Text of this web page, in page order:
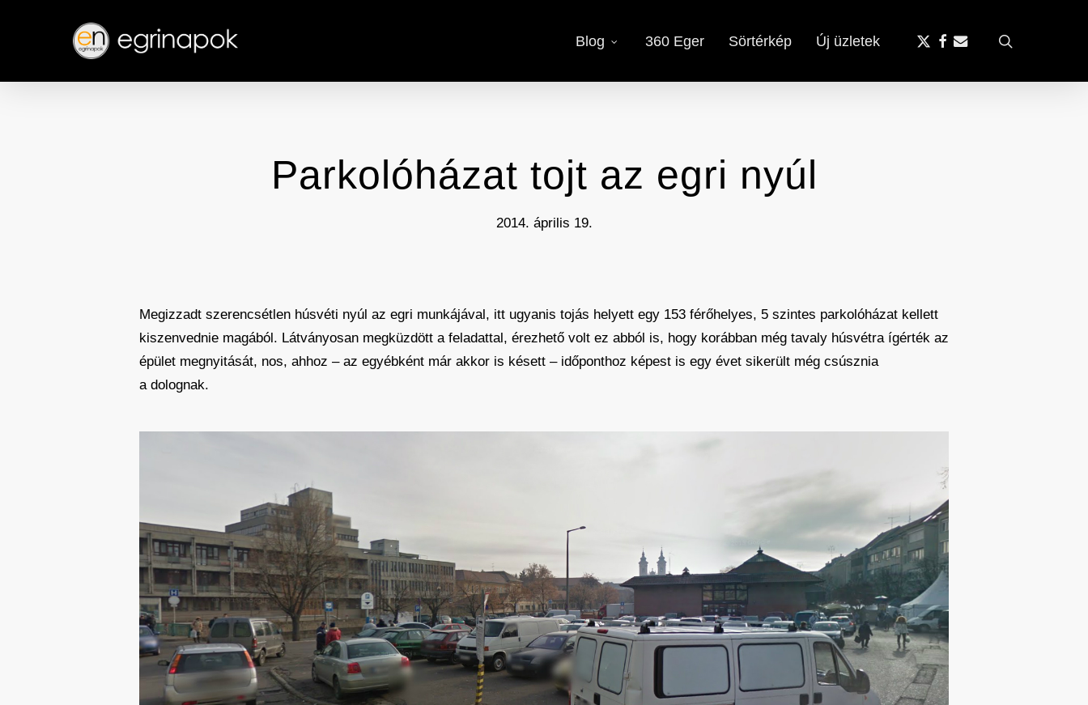
content
Blog 360 Eger Sörtérkép Új üzletek
x-
facebook
email
Parkolóházat tojt az egri nyúl
2014. április 19.
Megizzadt szerencsétlen húsvéti nyúl az egri munkájával, itt ugyanis tojás helyett egy 153 férőhelyes, 5 szintes parkolóházat kellett
kiszenvednie magából. Látványosan megküzdött a feladattal, érezhető volt ez abból is, hogy korábban még tavaly húsvétra ígérték az
épület megnyitását, nos, ahhoz – az egyébként már akkor is késett – időponthoz képest is egy évet sikerült még csúsznia
a dolognak.